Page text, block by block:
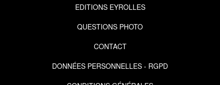
EDITIONS EYROLLES
QUESTIONS PHOTO
CONTACT
DONNÉES PERSONNELLES - RGPD